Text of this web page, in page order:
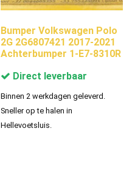
Bumper Volkswagen Polo
2G 2G6807421 2017-2021
Achterbumper 1-E7-8310R
Direct leverbaar
Binnen 2 werkdagen geleverd.
Sneller op te halen in
Hellevoetsluis.